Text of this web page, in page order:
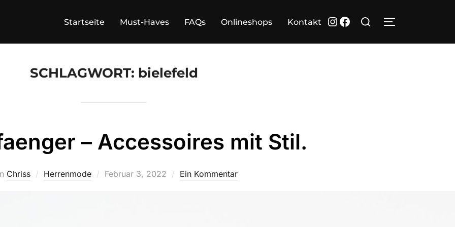
Startseite Must-Haves FAQs Onlineshops Kontakt Instagram
Facebook
Suchen
SCHLAGWORT: bielefeld
– Accessoires mit Stil.
Chriss Herrenmode
Veröffentlicht
Februar 3, 2022 Ein Kommentar